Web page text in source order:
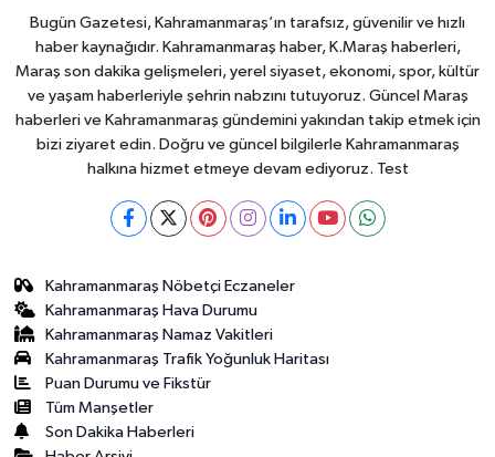
Bugün Gazetesi, Kahramanmaraş’ın tarafsız, güvenilir ve hızlı
haber kaynağıdır. Kahramanmaraş haber, K.Maraş haberleri,
Maraş son dakika gelişmeleri, yerel siyaset, ekonomi, spor, kültür
ve yaşam haberleriyle şehrin nabzını tutuyoruz. Güncel Maraş
haberleri ve Kahramanmaraş gündemini yakından takip etmek için
bizi ziyaret edin. Doğru ve güncel bilgilerle Kahramanmaraş
halkına hizmet etmeye devam ediyoruz. Test
Kahramanmaraş Nöbetçi Eczaneler
Kahramanmaraş Hava Durumu
Kahramanmaraş Namaz Vakitleri
Kahramanmaraş Trafik Yoğunluk Haritası
Puan Durumu ve Fikstür
Tüm Manşetler
Son Dakika Haberleri